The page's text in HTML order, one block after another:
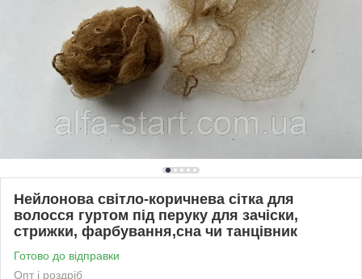
Нейлонова світло-коричнева сітка для
волосся гуртом під перуку для зачіски,
стрижки, фарбування,сна чи танцівник
Готово до відправки
Опт і роздріб